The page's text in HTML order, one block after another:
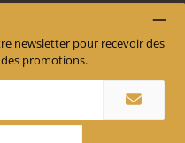
newsletter pour recevoir des
promotions.